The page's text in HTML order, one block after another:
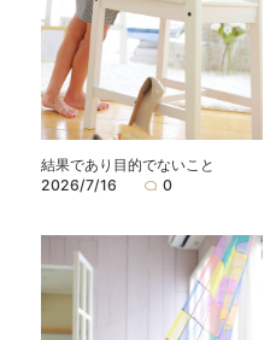
結果であり目的でないこと
2026/7/16
0